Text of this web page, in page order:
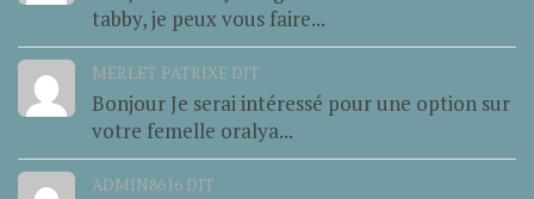
tabby, je peux vous faire...
MERLET PATRIXE DIT
Bonjour Je serai intéressé pour une option sur
votre femelle oralya...
ADMIN8616 DIT